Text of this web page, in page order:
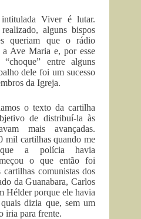
Viver é lutar.
alguns bispos
queriam que o rádio
a Ave Maria e, por esse
entre alguns
dele foi um sucesso
da Igreja.
o texto da cartilha
de distribuí-la às
mais avançadas.
mil cartilhas quando me
que a polícia havia
o que então foi
comunistas dos
da Guanabara, Carlos
Hélder porque ele havia
dizia que, sem um
iria para frente.